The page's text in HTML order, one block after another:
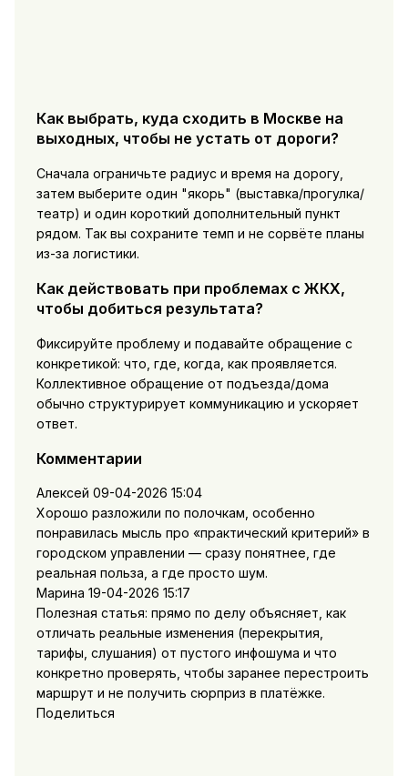
Как выбрать, куда сходить в Москве на
выходных, чтобы не устать от дороги?
Сначала ограничьте радиус и время на дорогу,
затем выберите один "якорь" (выставка/прогулка/
театр) и один короткий дополнительный пункт
рядом. Так вы сохраните темп и не сорвёте планы
из-за логистики.
Как действовать при проблемах с ЖКХ,
чтобы добиться результата?
Фиксируйте проблему и подавайте обращение с
конкретикой: что, где, когда, как проявляется.
Коллективное обращение от подъезда/дома
обычно структурирует коммуникацию и ускоряет
ответ.
Комментарии
Алексей 09-04-2026 15:04
Хорошо разложили по полочкам, особенно
понравилась мысль про «практический критерий» в
городском управлении — сразу понятнее, где
реальная польза, а где просто шум.
Марина 19-04-2026 15:17
Полезная статья: прямо по делу объясняет, как
отличать реальные изменения (перекрытия,
тарифы, слушания) от пустого инфошума и что
конкретно проверять, чтобы заранее перестроить
маршрут и не получить сюрприз в платёжке.
Поделиться